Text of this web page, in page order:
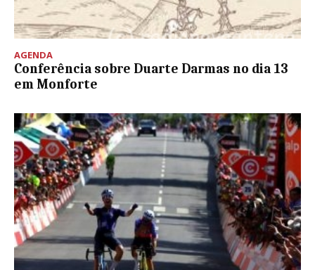
AGENDA
Conferência sobre Duarte Darmas no dia 13
em Monforte